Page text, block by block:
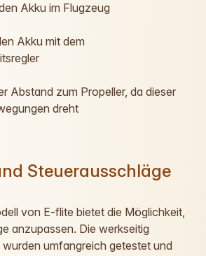
Akku im Flugzeug
Akku mit dem
Abstand zum Propeller, da dieser
dreht
Steuerausschläge
von E-flite bietet die Möglichkeit,
anzupassen. Die werkseitig
umfangreich getestet und